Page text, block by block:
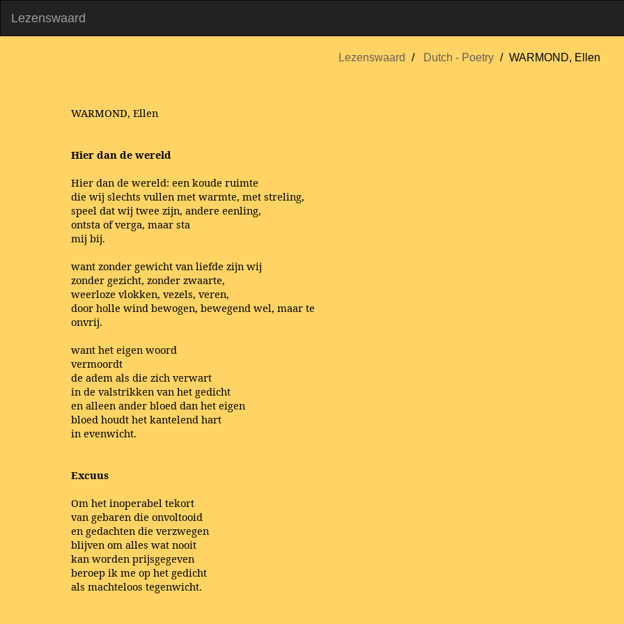
Lezenswaard
Lezenswaard Dutch - Poetry WARMOND, Ellen
WARMOND, Ellen
Hier dan de wereld
Hier dan de wereld: een koude ruimte
die wij slechts vullen met warmte, met streling,
speel dat wij twee zijn, andere eenling,
ontsta of verga, maar sta
mij bij.
want zonder gewicht van liefde zijn wij
zonder gezicht, zonder zwaarte,
weerloze vlokken, vezels, veren,
door holle wind bewogen, bewegend wel, maar te
onvrij.
want het eigen woord
vermoordt
de adem als die zich verwart
in de valstrikken van het gedicht
en alleen ander bloed dan het eigen
bloed houdt het kantelend hart
in evenwicht.
Excuus
Om het inoperabel tekort
van gebaren die onvoltooid
en gedachten die verzwegen
blijven om alles wat nooit
kan worden prijsgegeven
beroep ik me op het gedicht
als machteloos tegenwicht.